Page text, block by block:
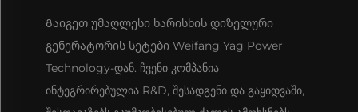
Გაიგეთ უმაღლესი ხარისხის დიზელური
გენერატორის სეტები Weifang Yag Power
Technology-დან. ჩვენი კომპანია
ინტეგრირებულია R&D, შესადგენი და გაყიდვაში,